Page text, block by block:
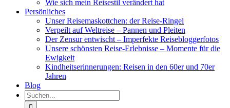
Wie sich mein Reisestil verändert hat
Persönliches
Unser Reisemaskottchen: der Reise-Ringel
Verpeilt auf Weltreise – Pannen und Pleiten
Der Zensur entwischt – Imperfekte Reisebloggerfotos
Unsere schönsten Reise-Erlebnisse – Momente für die
Ewigkeit
Kindheitserinnerungen: Reisen in den 60er und 70er
Jahren
Blog
Suche
nach: